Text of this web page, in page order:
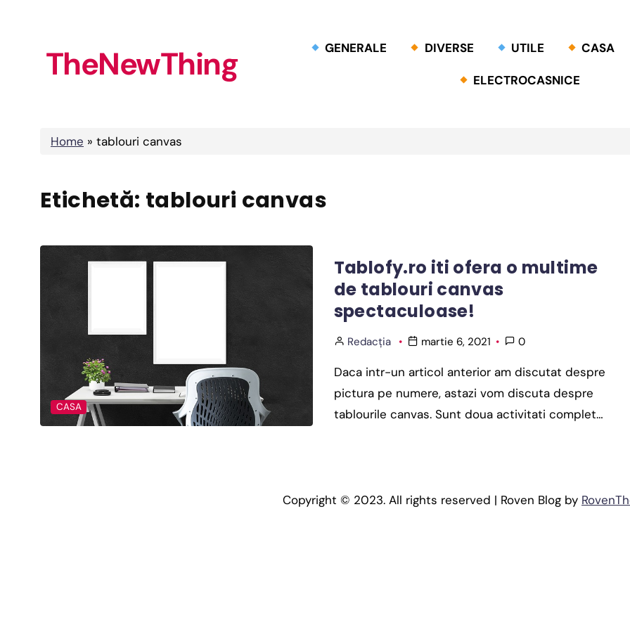
TheNewThing GENERALE DIVERSE UTILE CASA
ELECTROCASNICE
Home » tablouri canvas
Etichetă: tablouri canvas
CASA
Tablofy.ro iti ofera o multime
de tablouri canvas
spectaculoase!
Redacția martie 6, 2021 0
Daca intr-un articol anterior am discutat despre
pictura pe numere, astazi vom discuta despre
tablourile canvas. Sunt doua activitati complet…
Copyright © 2023. All rights reserved | Roven Blog by